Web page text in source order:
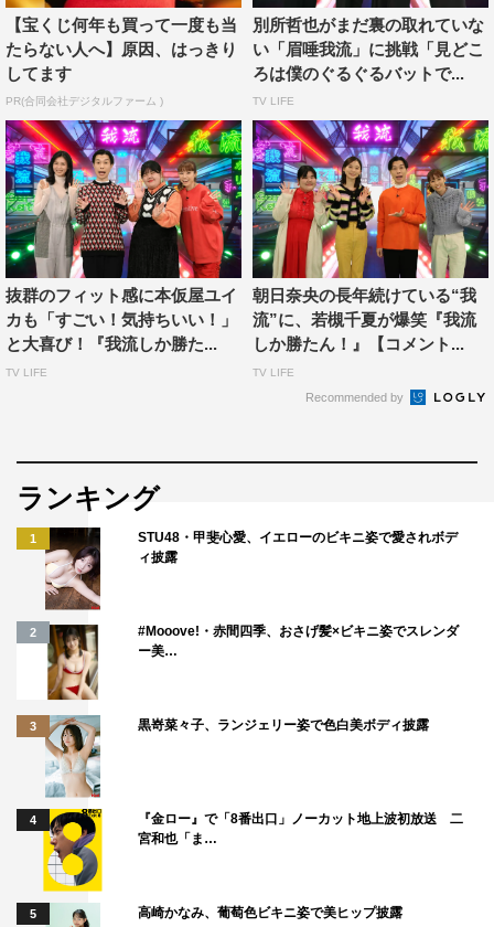
あって。まさかやり続けるとは…という。天の声やナレー
ションなどは、あまりやれているジャンルの仕事ではなか
ったので、それを続けられるのはうれしかったです。岩井
さんがしゃべっている間にパワーアップしているところを
見つけようとしていたのですが、私も見つからないですね
（笑）。ナレーションを入れるため、私は先にVTRを見る
んですけど、それも特番時代から何も変わらず。でも、そ
れが良さだと思います。
◆特番時代のものも含めて、実際にお2人が実践してみた
いなと思ったものや、実践したものなどはありますか？
岩井
：今日の収録で出てきた「キャラメルコーン天丼」
あんり：あ～、あれは気になりますね。
岩井：あと「なめたけ炊き込みご飯」（10月22日放
送）。『我流しか勝たん！』は、帰って手軽にできるもの
じゃなくてもいいと思うんです。「何の意味があるの？
誰もやらねえよ！」というものが楽しかったりするので、
それを期待しています。
◆ハライチのお2人はフジテレビの昼の情報番組『ぽかぽ
組も土曜日のお昼放送ですが…。
岩井：今日も若槻さんやあんりに、「昼、向いてないでし
ょ」と言われました。僕も話を聞いたときは、「できる
か！」と思いました（笑）。「お昼のポップでまろやかな
岩井」というのはできないと思うので、このままやろうと
思います。
【宝くじ何年も買って一度も当
たらない人へ】原因、はっきり
してます
PR(合同会社デジタルファーム )
別所哲也がまだ裏の取れていな
い「眉唾我流」に挑戦「見どこ
ろは僕のぐるぐるバットで...
TV LIFE
抜群のフィット感に本仮屋ユイ
カも「すごい！気持ちいい！」
と大喜び！『我流しか勝た...
TV LIFE
朝日奈央の長年続けている“我
流”に、若槻千夏が爆笑『我流
しか勝たん！』【コメント...
TV LIFE
Recommended by
ランキング
1
STU48・甲斐心愛、イエローのビキニ姿で愛されボデ
ィ披露
2
#Mooove!・赤間四季、おさげ髪×ビキニ姿でスレンダ
ー美…
3 黒嵜菜々子、ランジェリー姿で色白美ボディ披露
4
『金ロー』で「8番出口」ノーカット地上波初放送 二
宮和也「ま…
5 高崎かなみ、葡萄色ビキニ姿で美ヒップ披露